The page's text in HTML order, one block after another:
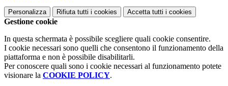
Personalizza Rifiuta tutti i cookies Accetta tutti i cookies
Gestione cookie
In questa schermata è possibile scegliere quali cookie consentire.
I cookie necessari sono quelli che consentono il funzionamento della
piattaforma e non è possibile disabilitarli.
Per conoscere quali sono i cookie necessari al funzionamento potete
visionare la COOKIE POLICY.